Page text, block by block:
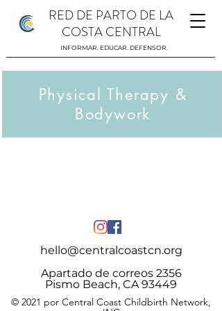
RED DE PARTO DE LA
COSTA CENTRAL
INFORMAR. EDUCAR. DEFENSOR.
Physical Therapy &
Bodywork
hello@centralcoastcn.org
Apartado de correos 2356
Pismo Beach, CA 93449
© 2021 por Central Coast Childbirth Network,